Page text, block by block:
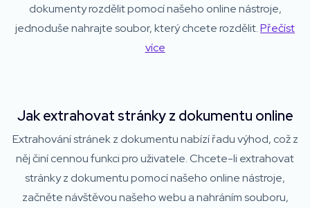
dokumenty rozdělit pomocí našeho online nástroje,
jednoduše nahrajte soubor, který chcete rozdělit.Přečíst
více
Jak extrahovat stránky z dokumentu online
Extrahování stránek z dokumentu nabízí řadu výhod, což z
něj činí cennou funkci pro uživatele. Chcete-li extrahovat
stránky z dokumentu pomocí našeho online nástroje,
začněte návštěvou našeho webu a nahráním souboru,